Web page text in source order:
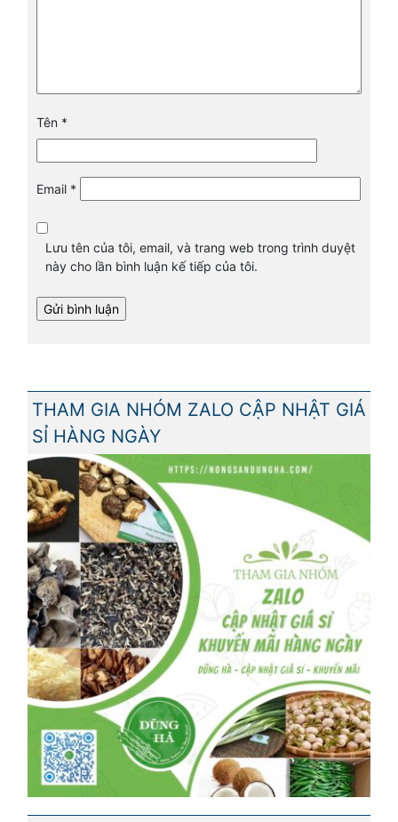
Tên *
Email *
Lưu tên của tôi, email, và trang web trong trình duyệt
này cho lần bình luận kế tiếp của tôi.
THAM GIA NHÓM ZALO CẬP NHẬT GIÁ
SỈ HÀNG NGÀY